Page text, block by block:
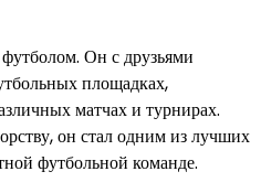
Он с друзьями
площадках,
матчах и турнирах.
он стал одним из лучших
футбольной команде.